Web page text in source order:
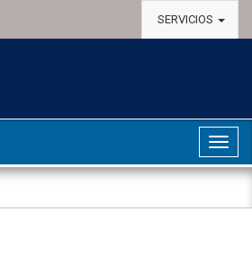
SERVICIOS